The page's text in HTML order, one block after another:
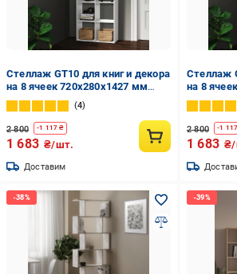
Стеллаж GT10 для книг и декора
на 8 ячеек 720х280х1427 мм
ДСП 16 мм Белый (20320156)
4
2 800 -1 117 ₴
1 683 ₴/шт.
Доставим
Стеллаж
на 8
ДСП 16
2 800 -1 117
1 683 ₴/